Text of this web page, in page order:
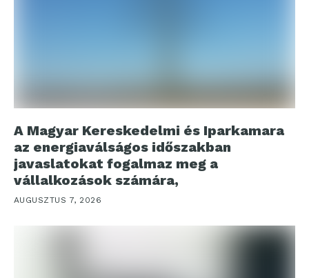
A Magyar Kereskedelmi és Iparkamara
az energiaválságos időszakban
javaslatokat fogalmaz meg a
vállalkozások számára,
AUGUSZTUS 7, 2026